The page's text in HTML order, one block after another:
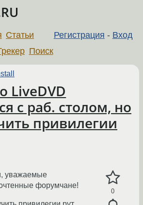
Регистрация - Вход
Статьи
Поиск
LiveDVD
с раб. столом, но
привилегии
0
уважаемые
форумчане!